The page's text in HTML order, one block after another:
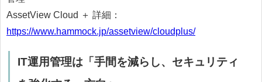
AssetView Cloud ＋ 詳細：
https://www.hammock.jp/assetview/cloudplus/
IT運用管理は「手間を減らし、セキュリティ